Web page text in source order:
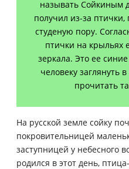
называть Сойкиным
получил из-за
студеную пору.
птички на крыльях
зеркала. Это ее
человеку заглянуть
прочитать
На русской земле сойку
покровительницей
заступницей у небесного
родился в этот день,